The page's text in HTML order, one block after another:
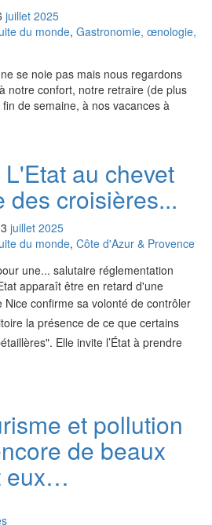
juillet 2025
du monde, Gastronomie, œnologie,
se noie pas mais nous regardons
notre confort, notre retraire (de plus
de semaine, à nos vacances à
au chevet
des croisières...
juillet 2025
du monde, Côte d'Azur & Provence
une... salutaire réglementation
apparaît être en retard d'une
Nice confirme sa volonté de contrôler
la présence de ce que certains
Elle invite l’État à prendre
et pollution
de beaux
eux…